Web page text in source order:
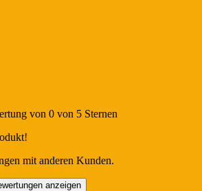
von 0 von 5 Sternen
mit anderen Kunden.
anzeigen